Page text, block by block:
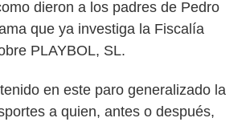
dieron a los padres de Pedro
que ya investiga la Fiscalía
PLAYBOL, SL.
en este paro generalizado la
a quien, antes o después,